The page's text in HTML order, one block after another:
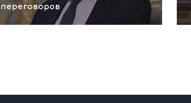
переговоров